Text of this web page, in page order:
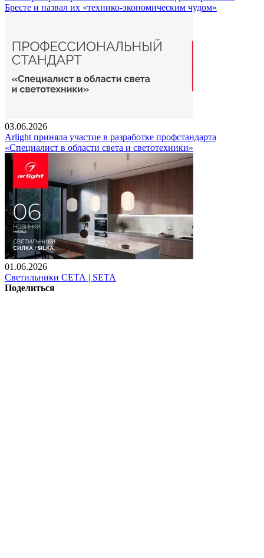
Бресте и назвал их «технико-экономическим чудом»
03.06.2026
Arlight приняла участие в разработке профстандарта
«Специалист в области света и светотехники»
01.06.2026
Светильники СЕТА | SETA
Поделиться